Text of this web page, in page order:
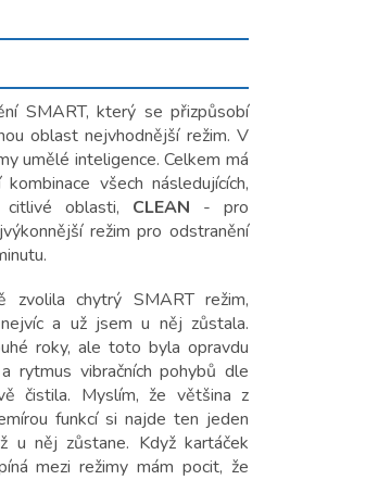
SMART, který se přizpůsobí
oblast nejvhodnější režim. V
umělé inteligence.Celkem má
všech následujících,
oblasti, CLEAN - pro
režim pro odstranění
zvolila chytrý SMART režim,
a už jsem u něj zůstala.
roky, ale toto byla opravdu
rytmus vibračních pohybů dle
čistila. Myslím, že většina z
funkcí si najde ten jeden
u něj zůstane. Když kartáček
mezi režimy mám pocit, že